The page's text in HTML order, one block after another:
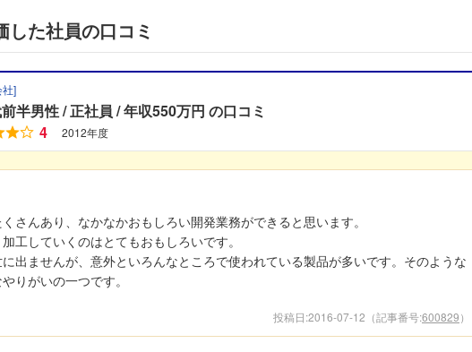
した社員の口コミ
]
半男性 正社員 年収550万円 の口コミ
4 2012年度
さんあり、なかなかおもしろい開発業務ができると思います。
工していくのはとてもおもしろいです。
出ませんが、意外といろんなところで使われている製品が多いです。そのような
りがいの一つです。
投稿日:2016-07-12 （記事番号:600829）